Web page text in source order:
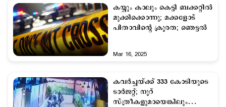
കയ്യും കാലും കെട്ടി ബക്കറ്റില്‍
മുക്കിക്കൊന്നു; മക്കളോട്
പിതാവിന്‍റെ ക്രൂരത; ഞെട്ടല്‍
Mar 16, 2025
കവര്‍ച്ചയ്ക്ക് 333 കോടിയുടെ
ടാര്‍ജറ്റ്; നൂറ്
സ്ത്രീകളുമായെങ്കിലും